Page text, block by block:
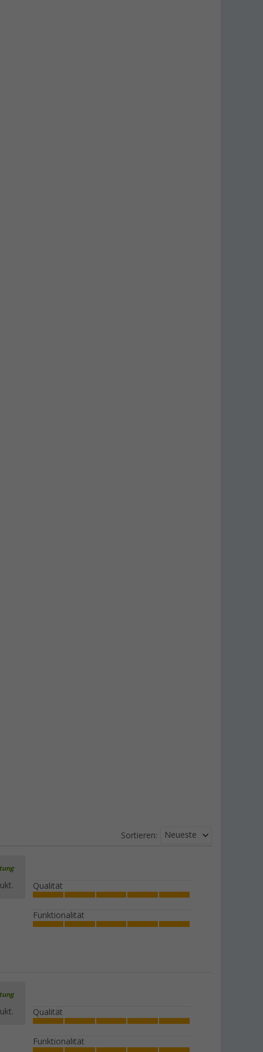
Sortieren: Neueste
Qualität
Funktionalität
Qualität
Funktionalität